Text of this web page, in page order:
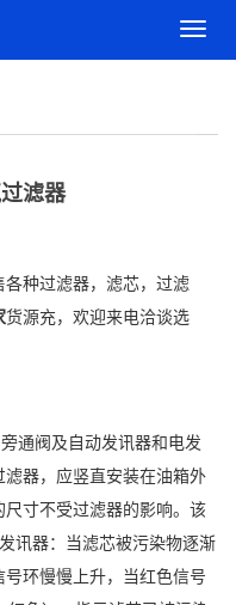
导
滤器
种过滤器，滤芯，过滤
货源充，欢迎来电洽谈选
通阀及自动发讯器和电发
器，应竖直安装在油箱外
寸不受过滤器的影响。该
讯器：当滤芯被污染物逐渐
环慢慢上升，当红色信号